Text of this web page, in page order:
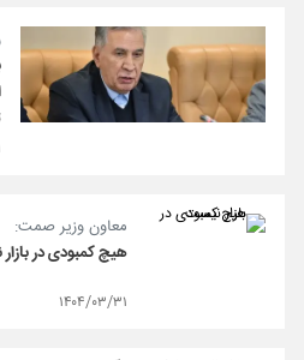
معاون وزیر صمت:
هیچ کمبودی در
۱۴۰۴/۰۳/۳۱